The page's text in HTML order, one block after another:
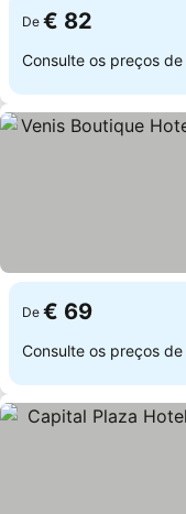
De € 82
Consulte os preços de
De € 69
Consulte os preços de